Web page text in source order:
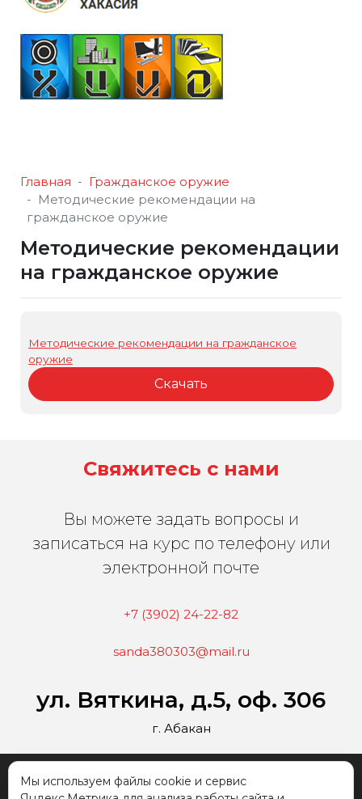
Главная
Гражданское оружие
Методические рекомендации на
гражданское оружие
Методические рекомендации
на гражданское оружие
Методические рекомендации на гражданское
оружие
Скачать
Свяжитесь с нами
Вы можете задать вопросы и
записаться на курс по телефону или
электронной почте
+7 (3902) 24-22-82
sanda380303@mail.ru
ул. Вяткина, д.5, оф. 306
г. Абакан
2026 г. Все права
защищены "ЧОУ ДПО
персональных данных
Мы используем файлы cookie и сервис